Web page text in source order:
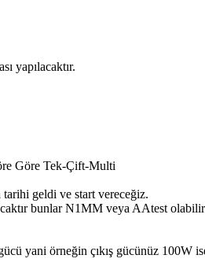
yapılacaktır.
Göre Tek-Çift-Multi
geldi ve start vereceğiz.
bunlar N1MM veya AAtest
yani örneğin çıkış gücünüz